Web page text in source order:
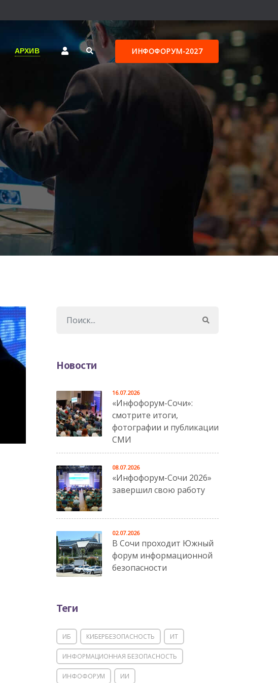
АРХИВ ИНФОФОРУМ-2027
Новости
«Инфофорум-Сочи»:
смотрите итоги,
фотографии и публикации
СМИ
16.07.2026
«Инфофорум-Сочи 2026»
завершил свою работу
08.07.2026
В Сочи проходит Южный
форум информационной
безопасности
02.07.2026
Теги
ИБ КИБЕРБЕЗОПАСНОСТЬ ИТ
ИНФОРМАЦИОННАЯ БЕЗОПАСНОСТЬ
ИНФОФОРУМ ИИ